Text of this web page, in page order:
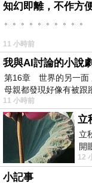
知幻即離，不作方
。。。。。。。。。。
11 小時前
我與AI討論的小說
第16章 世界的另一面
母親都發現好像有被跟
11 小時前
立
立
開
望
12
小記事